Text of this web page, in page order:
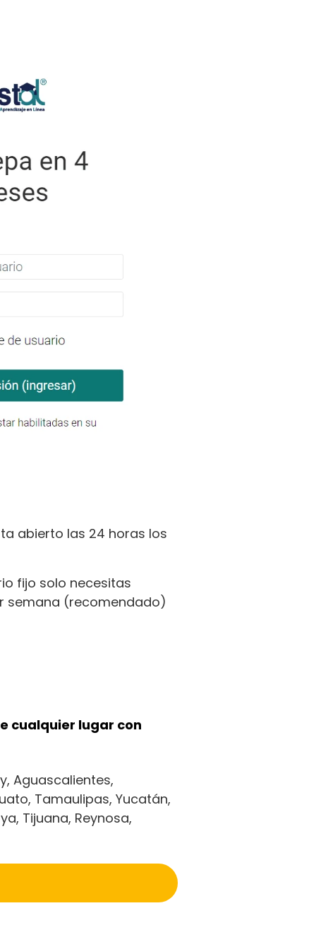
abierto las 24 horas los
fijo solo necesitas
semana (recomendado)
cualquier lugar con
Aguascalientes,
Tamaulipas, Yucatán,
Tijuana, Reynosa,